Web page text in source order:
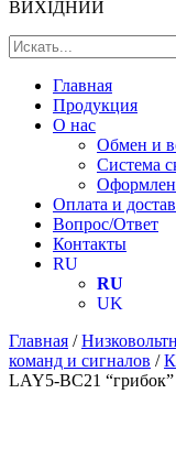
ВИХІДНИЙ
Главная
Продукция
О нас
Обмен и
Система
Оплата и
Вопрос/Ответ
Контакты
RU
RU
UK
Главная /
команд и сигналов /
LAY5-BC21 “грибок”